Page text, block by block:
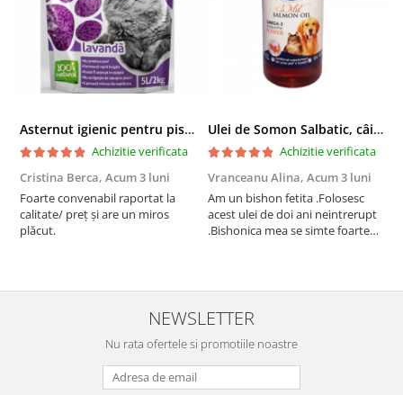
Asternut igienic pentru pisici Tofu Lavanda, Mon Petit 5 l
Achizitie verificata
Cristina Berca, Acum 3 luni
Foarte convenabil raportat la
calitate/ preț și are un miros
plăcut.
Ulei de Somon Salbatic, câini și pisici, piele si blană, BEST4PETS, 1l
Achizitie verificata
Vranceanu Alina, Acum 3 luni
Am un bishon fetita .Folosesc
acest ulei de doi ani neintrerupt
.Bishonica mea se simte foarte
recomand cu mult drag !
NEWSLETTER
Nu rata ofertele si promotiile noastre